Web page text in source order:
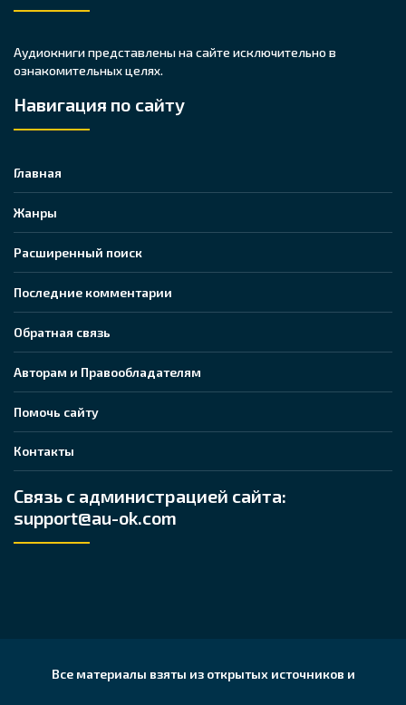
Аудиокниги представлены на сайте исключительно в
ознакомительных целях.
Навигация по сайту
Главная
Жанры
Расширенный поиск
Последние комментарии
Обратная связь
Авторам и Правообладателям
Помочь сайту
Контакты
Связь с администрацией сайта:
support@au-ok.com
Все материалы взяты из открытых источников и